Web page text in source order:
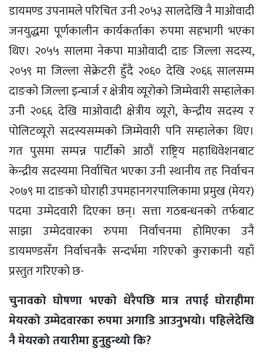
डायमण्ड उपनामले परिचित उनी २०५३ सालदेखि नै माओवादी
जनयुद्धमा पूर्णकालीन कार्यकर्ताका रुपमा सहभागी भएका
थिए। २०५५ सालमा नेकपा माओवादी दाङ जिल्ला सदस्य,
२०५९ मा जिल्ला सेक्रेटरी हुँदै २०६० देखि २०६६ सालसम्म
दाङको जिल्ला इन्चार्ज र क्षेत्रीय व्यूरोको जिम्मेवारी सम्हालेका
उनी २०६६ देखि माओवादी क्षेत्रीय व्यूरो, केन्द्रीय सदस्य र
पोलिटव्यूरो सदस्यसम्मको जिम्मेवारी पनि सम्हालेका थिए।
गत पुसमा सम्पन्न पार्टीको आठौं राष्ट्रिय महाधिवेशनबाट
केन्द्रीय सदस्यमा निर्वाचित भएका उनी स्थानीय तह निर्वाचन
२०७९ मा दाङको घोराही उपमहानगरपालिकामा प्रमुख (मेयर)
पदमा उम्मेदवारी दिएका छन्। सत्ता गठबन्धनको तर्फबाट
साझा उम्मेदवारका रुपमा निर्वाचनमा होमिएका उनै
डायमण्डसँग निर्वाचनकै सन्दर्भमा गरिएको कुराकानी यहाँ
प्रस्तुत गरिएको छ-
चुनावको घोषणा भएको धेरैपछि मात्र तपाई घोराहीमा
मेयरको उम्मेदवारका रुपमा अगाडि आउनुभयो। पहिलेदेखि
नै मेयरको तयारीमा हुनुहुन्थ्यो कि?